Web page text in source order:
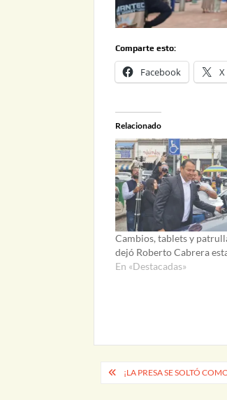
Comparte esto:
Facebook X
Relacionado
Cambios, tablets y
dejó Roberto Cabrera
En «Destacadas»
Navegación
¡LA PRESA SE SOLTÓ